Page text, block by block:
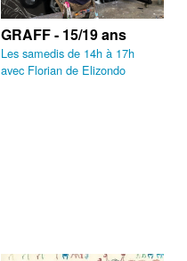
GRAFF - 15/19 ans
Les samedis de 14h à 17h
avec Florian de Elizondo